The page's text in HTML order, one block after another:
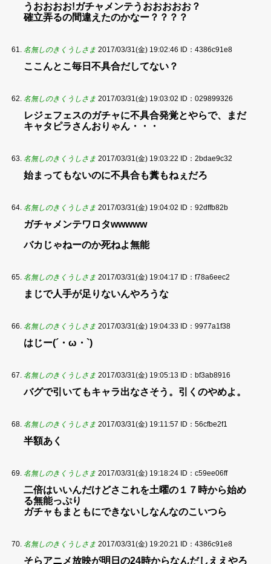
うおおおお!ガチャメンテうおおおおお？
確立弄るの間違えたのかなー？？？？
名無しのきくうしさま 2017/03/31(金) 19:02:46 ID：4386c91e8
ここんとこ毎日不具合だしてない？
名無しのきくうしさま 2017/03/31(金) 19:03:02 ID：029899326
レジェフェスのガチャに不具合発覚とやらで、まだ
キャタピラさんおりゃん・・・
名無しのきくうしさま 2017/03/31(金) 19:03:22 ID：2bdae9c32
始まってもないのに不具合も糞もねぇだろ
名無しのきくうしさま 2017/03/31(金) 19:04:02 ID：92dffb82b
ガチャメンテワロタwwwww
バカじゃねーのか死ねよ無能
名無しのきくうしさま 2017/03/31(金) 19:04:17 ID：f78a6eec2
まじで人手が足りないんやろうな
名無しのきくうしさま 2017/03/31(金) 19:04:33 ID：9977a1f38
はじー(´・ω・`)
名無しのきくうしさま 2017/03/31(金) 19:05:13 ID：bf3ab8916
バグで引いてもキャラ出なさそう。引くのやめよ。
名無しのきくうしさま 2017/03/31(金) 19:11:57 ID：56cfbe2f1
半額あく
名無しのきくうしさま 2017/03/31(金) 19:18:24 ID：c59ee06ff
二倍はいいんだけどさこれを土曜の１７時から始め
る無能っぷり
ガチャもまともにできないしなんなのこいつら
名無しのきくうしさま 2017/03/31(金) 19:20:21 ID：4386c91e8
そらアニメ放映が明日の24時からなんだしええやろ